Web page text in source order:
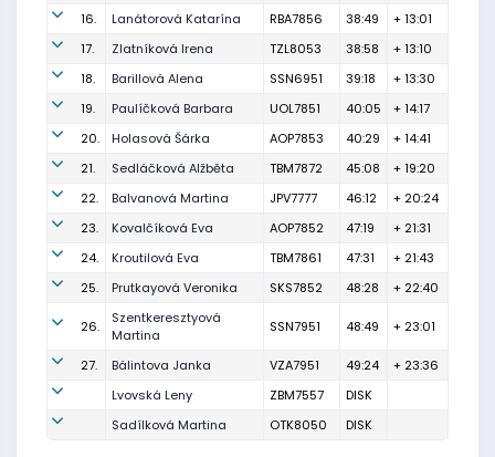
16.
Lanátorová Katarína RBA7856 38:49
+ 13:01
17.
Zlatníková Irena TZL8053 38:58
+ 13:10
18.
Barillová Alena SSN6951 39:18
+ 13:30
19.
Paulíčková Barbara UOL7851 40:05
+ 14:17
20.
Holasová Šárka AOP7853 40:29
+ 14:41
21.
Sedláčková Alžběta TBM7872 45:08
+ 19:20
22.
Balvanová Martina JPV7777 46:12
+ 20:24
23.
Kovalčíková Eva AOP7852 47:19
+ 21:31
24.
Kroutilová Eva TBM7861 47:31
+ 21:43
25.
Prutkayová Veronika SKS7852 48:28 + 22:40
26.
Szentkeresztyová
Martina
SSN7951 48:49 + 23:01
27. Bálintova Janka VZA7951 49:24
+ 23:36
Lvovská Leny
ZBM7557
DISK
Sadílková Martina
OTK8050 DISK